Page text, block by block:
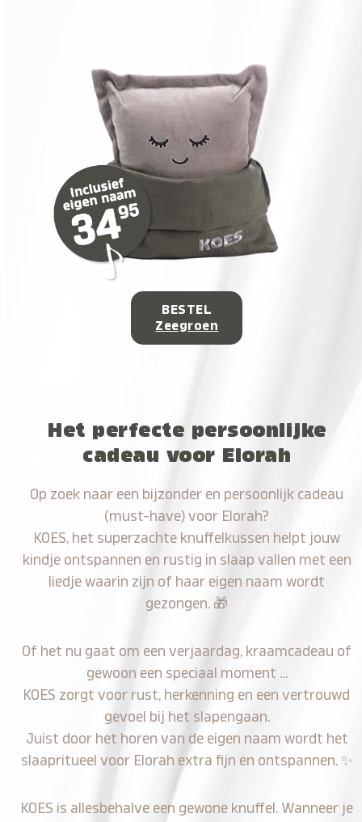
BESTEL
Zeegroen
Het perfecte persoonlijke
cadeau voor Elorah
Op zoek naar een bijzonder en persoonlijk cadeau
(must-have) voor Elorah?
KOES, het superzachte knuffelkussen helpt jouw
kindje ontspannen en rustig in slaap vallen met een
liedje waarin zijn of haar eigen naam wordt
gezongen. 🎁
Of het nu gaat om een verjaardag, kraamcadeau of
gewoon een speciaal moment …
KOES zorgt voor rust, herkenning en een vertrouwd
gevoel bij het slapengaan.
Juist door het horen van de eigen naam wordt het
slaapritueel voor Elorah extra fijn en ontspannen. ✨
KOES is allesbehalve een gewone knuffel. Wanneer je